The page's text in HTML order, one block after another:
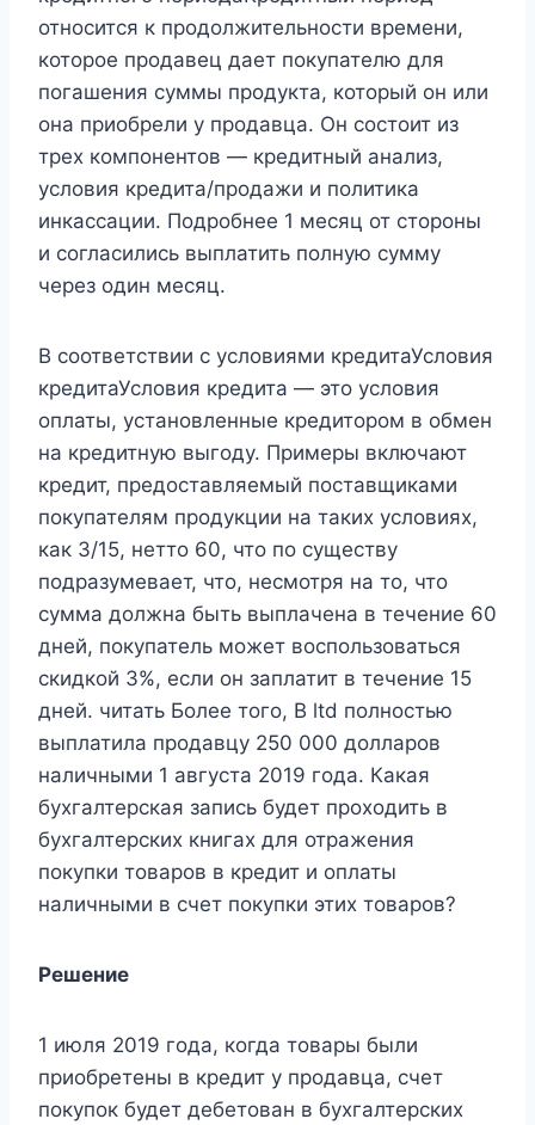
относится к продолжительности времени,
которое продавец дает покупателю для
погашения суммы продукта, который он или
она приобрели у продавца. Он состоит из
трех компонентов — кредитный анализ,
условия кредита/продажи и политика
инкассации. Подробнее 1 месяц от стороны
и согласились выплатить полную сумму
через один месяц.
В соответствии с условиями кредитаУсловия
кредитаУсловия кредита — это условия
оплаты, установленные кредитором в обмен
на кредитную выгоду. Примеры включают
кредит, предоставляемый поставщиками
покупателям продукции на таких условиях,
как 3/15, нетто 60, что по существу
подразумевает, что, несмотря на то, что
сумма должна быть выплачена в течение 60
дней, покупатель может воспользоваться
скидкой 3%, если он заплатит в течение 15
дней. читать Более того, B ltd полностью
выплатила продавцу 250 000 долларов
наличными 1 августа 2019 года. Какая
бухгалтерская запись будет проходить в
бухгалтерских книгах для отражения
покупки товаров в кредит и оплаты
наличными в счет покупки этих товаров?
Решение
1 июля 2019 года, когда товары были
приобретены в кредит у продавца, счет
покупок будет дебетован в бухгалтерских